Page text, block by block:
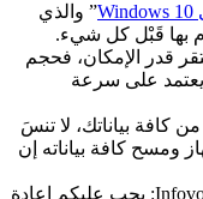
” والذي
قَبْل كل شيء.
قدر الإمكان، فحجم
على سرعة
بياناتك، لا تنسَ
كافة بياناته إن
لمستخدمي برنامجَي Infovox 3 وَInfovox 4: يجب عليكم إعادة